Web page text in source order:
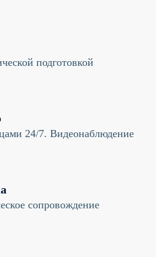
подготовкой
24/7. Видеонаблюдение
сопровождение